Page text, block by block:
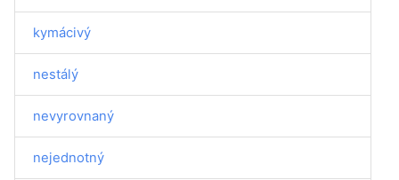
kymácivý
nestálý
nevyrovnaný
nejednotný